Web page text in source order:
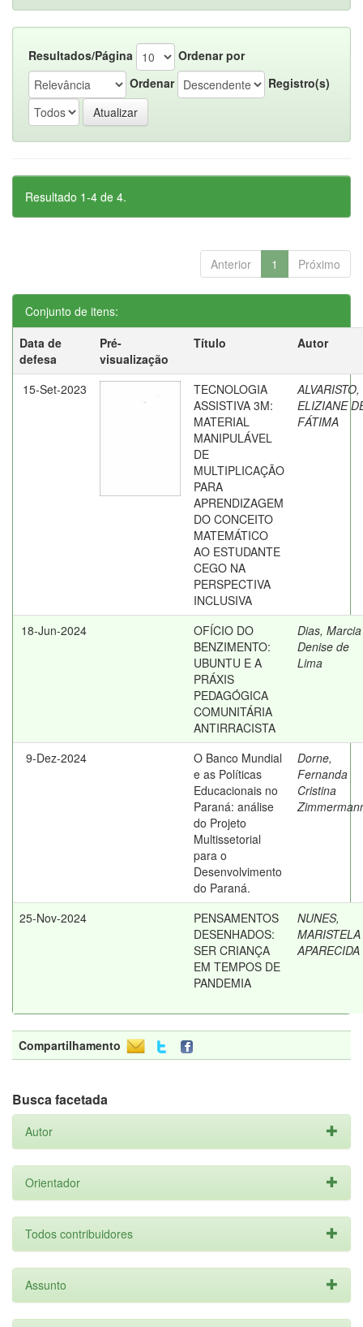
Resultados/Página
Ordenar por
Ordenar
Registro(s)
Resultado 1-4 de 4.
Anterior 1 Próximo
Conjunto de itens:
Data de
defesa
Pré-
visualização
Título Autor
15-Set-2023
TECNOLOGIA
ASSISTIVA 3M:
MATERIAL
MANIPULÁVEL
DE
MULTIPLICAÇÃO
PARA
APRENDIZAGEM
DO CONCEITO
MATEMÁTICO
AO ESTUDANTE
CEGO NA
PERSPECTIVA
INCLUSIVA
ALVARISTO,
ELIZIANE
FÁTIMA
18-Jun-2024
OFÍCIO DO
BENZIMENTO:
UBUNTU E A
PRÁXIS
PEDAGÓGICA
COMUNITÁRIA
ANTIRRACISTA
Dias, Marcia
Denise de
Lima
9-Dez-2024
O Banco Mundial
e as Políticas
Educacionais no
Paraná: análise
do Projeto
Multissetorial
para o
Desenvolvimento
do Paraná.
Dorne,
Fernanda
Cristina
25-Nov-2024
PENSAMENTOS
DESENHADOS:
SER CRIANÇA
EM TEMPOS DE
PANDEMIA
NUNES,
MARISTELA
APARECIDA
Compartilhamento
Busca facetada
Autor
Orientador
Todos contribuidores
Assunto